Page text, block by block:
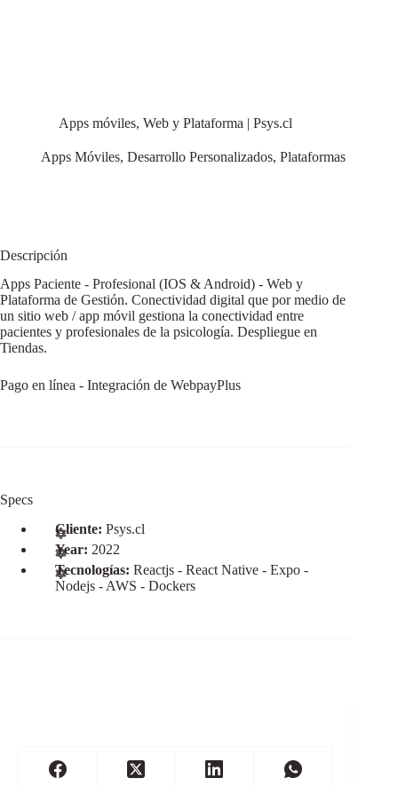
Apps móviles, Web y Plataforma | Psys.cl
Apps Móviles, Desarrollo Personalizados, Plataformas
Descripción
Apps Paciente - Profesional (IOS & Android) - Web y
Plataforma de Gestión. Conectividad digital que por medio de
un sitio web / app móvil gestiona la conectividad entre
pacientes y profesionales de la psicología. Despliegue en
Tiendas.
Pago en línea - Integración de WebpayPlus
Specs
Cliente: Psys.cl
Year: 2022
Tecnologías: Reactjs - React Native - Expo -
Nodejs - AWS - Dockers